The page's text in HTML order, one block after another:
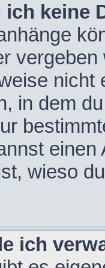
ich keine
nicht
in dem
wieso
ich